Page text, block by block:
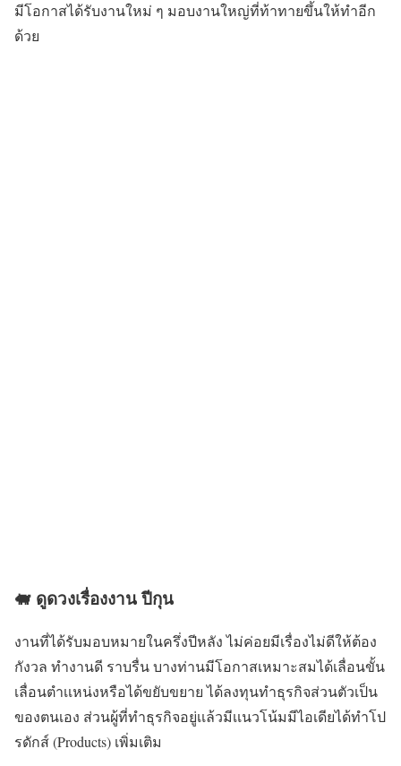
มีโอกาสได้รับงานใหม่ ๆ มอบงานใหญ่ที่ท้าทายขึ้นให้ทำอีก
ด้วย
🐖 ดูดวงเรื่องงาน ปีกุน
งานที่ได้รับมอบหมายในครึ่งปีหลัง ไม่ค่อยมีเรื่องไม่ดีให้ต้อง
กังวล ทำงานดี ราบรื่น บางท่านมีโอกาสเหมาะสมได้เลื่อนขั้น
เลื่อนตำเเหน่งหรือได้ขยับขยาย ได้ลงทุนทำธุรกิจส่วนตัวเป็น
ของตนเอง ส่วนผู้ที่ทำธุรกิจอยู่เเล้วมีเเนวโน้มมีไอเดียได้ทำโป
รดักส์ (Products) เพิ่มเติม